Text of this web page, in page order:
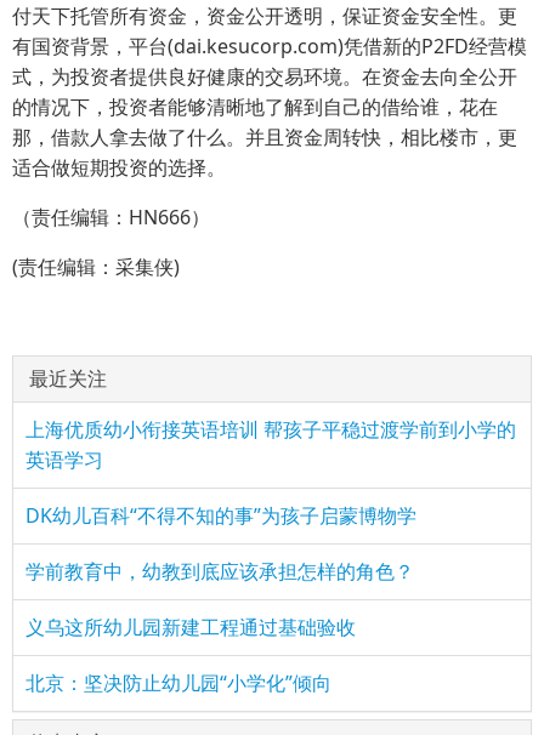
付天下托管所有资金，资金公开透明，保证资金安全性。更
有国资背景，平台(dai.kesucorp.com)凭借新的P2FD经营模
式，为投资者提供良好健康的交易环境。在资金去向全公开
的情况下，投资者能够清晰地了解到自己的借给谁，花在
那，借款人拿去做了什么。并且资金周转快，相比楼市，更
适合做短期投资的选择。
（责任编辑：HN666）
(责任编辑：采集侠)
最近关注
上海优质幼小衔接英语培训 帮孩子平稳过渡学前到小学的
英语学习
DK幼儿百科“不得不知的事”为孩子启蒙博物学
学前教育中，幼教到底应该承担怎样的角色？
义乌这所幼儿园新建工程通过基础验收
北京：坚决防止幼儿园“小学化”倾向